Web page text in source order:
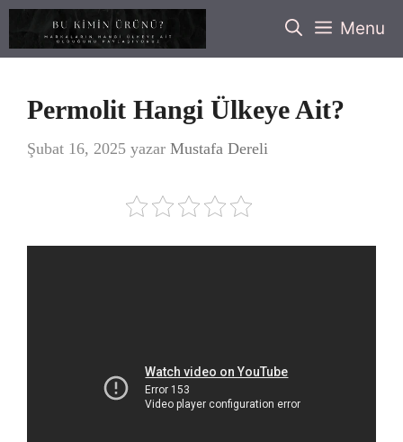
İçeriğe
Menu
Permolit Hangi Ülkeye Ait?
Şubat 16, 2025 yazar Mustafa Dereli